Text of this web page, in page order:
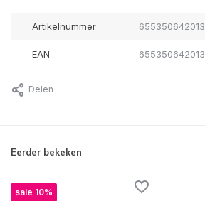
Artikelnummer 655350642013
EAN 655350642013
Delen
Eerder bekeken
sale 10%